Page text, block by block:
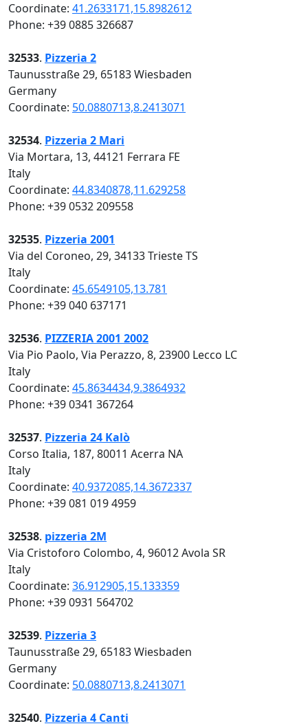
Coordinate: 41.2633171,15.8982612
Phone: +39 0885 326687
32533. Pizzeria 2
Taunusstraße 29, 65183 Wiesbaden
Germany
Coordinate: 50.0880713,8.2413071
32534. Pizzeria 2 Mari
Via Mortara, 13, 44121 Ferrara FE
Italy
Coordinate: 44.8340878,11.629258
Phone: +39 0532 209558
32535. Pizzeria 2001
Via del Coroneo, 29, 34133 Trieste TS
Italy
Coordinate: 45.6549105,13.781
Phone: +39 040 637171
32536. PIZZERIA 2001 2002
Via Pio Paolo, Via Perazzo, 8, 23900 Lecco LC
Italy
Coordinate: 45.8634434,9.3864932
Phone: +39 0341 367264
32537. Pizzeria 24 Kalò
Corso Italia, 187, 80011 Acerra NA
Italy
Coordinate: 40.9372085,14.3672337
Phone: +39 081 019 4959
32538. pizzeria 2M
Via Cristoforo Colombo, 4, 96012 Avola SR
Italy
Coordinate: 36.912905,15.133359
Phone: +39 0931 564702
32539. Pizzeria 3
Taunusstraße 29, 65183 Wiesbaden
Germany
Coordinate: 50.0880713,8.2413071
32540. Pizzeria 4 Canti